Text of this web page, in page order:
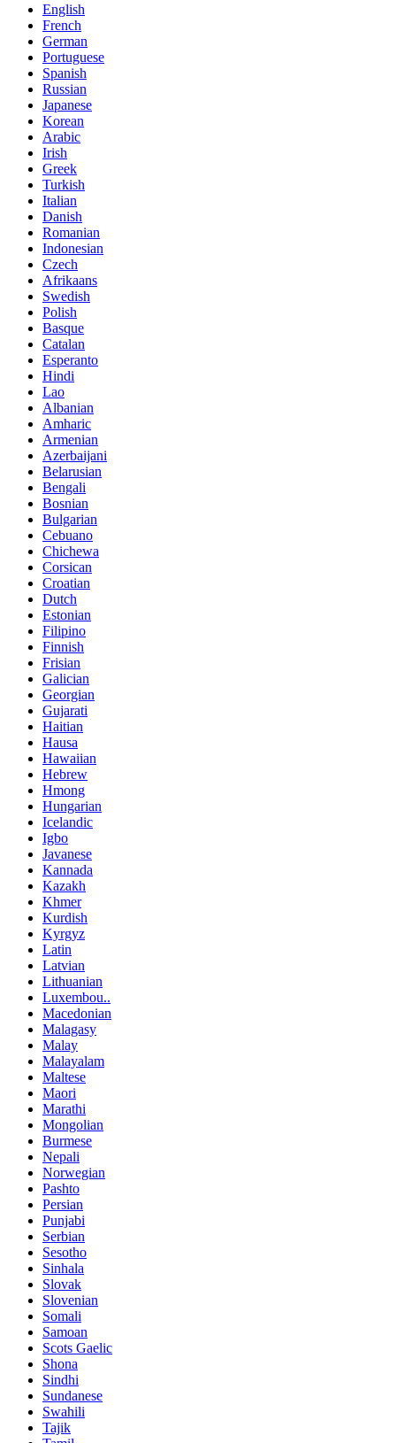
English
French
German
Portuguese
Spanish
Russian
Japanese
Korean
Arabic
Irish
Greek
Turkish
Italian
Danish
Romanian
Indonesian
Czech
Afrikaans
Swedish
Polish
Basque
Catalan
Esperanto
Hindi
Lao
Albanian
Amharic
Armenian
Azerbaijani
Belarusian
Bengali
Bosnian
Bulgarian
Cebuano
Chichewa
Corsican
Croatian
Dutch
Estonian
Filipino
Finnish
Frisian
Galician
Georgian
Gujarati
Haitian
Hausa
Hawaiian
Hebrew
Hmong
Hungarian
Icelandic
Igbo
Javanese
Kannada
Kazakh
Khmer
Kurdish
Kyrgyz
Latin
Latvian
Lithuanian
Luxembou..
Macedonian
Malagasy
Malay
Malayalam
Maltese
Maori
Marathi
Mongolian
Burmese
Nepali
Norwegian
Pashto
Persian
Punjabi
Serbian
Sesotho
Sinhala
Slovak
Slovenian
Somali
Samoan
Scots Gaelic
Shona
Sindhi
Sundanese
Swahili
Tajik